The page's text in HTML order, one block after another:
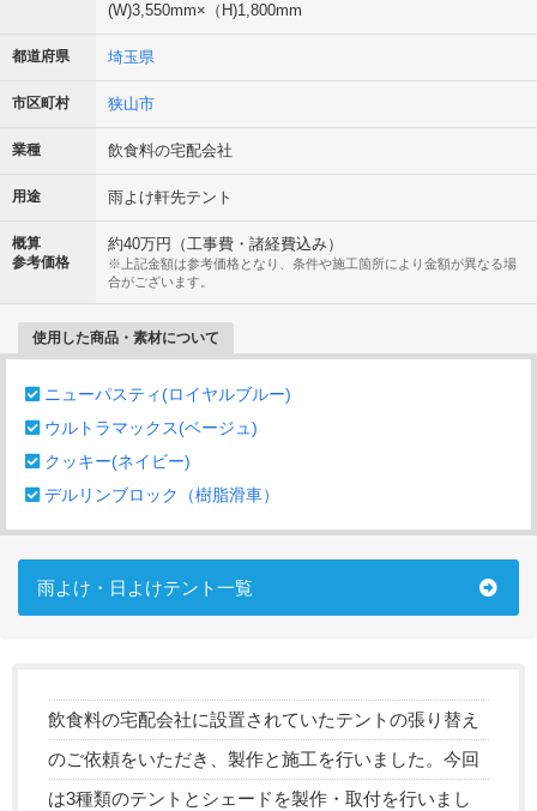
(W)3,550mm×（H)1,800mm
都道府県 埼玉県
市区町村 狭山市
業種 飲食料の宅配会社
用途 雨よけ軒先テント
概算
参考価格
約40万円（工事費・諸経費込み）
※上記金額は参考価格となり、条件や施工箇所により金額が異なる場
合がございます。
使用した商品・素材について
ニューパスティ(ロイヤルブルー)
ウルトラマックス(ベージュ)
クッキー(ネイビー)
デルリンブロック（樹脂滑車）
雨よけ・日よけテント一覧
飲食料の宅配会社に設置されていたテントの張り替え
のご依頼をいただき、製作と施工を行いました。今回
は3種類のテントとシェードを製作・取付を行いまし